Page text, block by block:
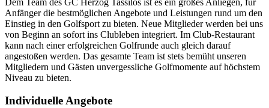
Anfänger die bestmöglichen Angebote und Leistungen rund um den
Einstieg in den Golfsport zu bieten. Neue Mitglieder werden bei uns
von Beginn an sofort ins Clubleben integriert. Im Club-Restaurant
kann nach einer erfolgreichen Golfrunde auch gleich darauf
angestoßen werden. Das gesamte Team ist stets bemüht unseren
Mitgliedern und Gästen unvergessliche Golfmomente auf höchstem
Niveau zu bieten.
Individuelle Angebote